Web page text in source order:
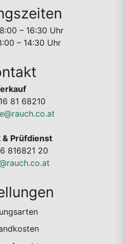
– 16:30 Uhr
– 14:30 Uhr
81 68210
& Prüfdienst
816821 20